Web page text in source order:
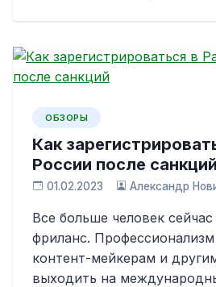
ОБЗОРЫ
Как
России после санкций
01.02.2023 Александр
Все больше человек
фриланс. Профессионализм
контент-мейкерам и
выходить на